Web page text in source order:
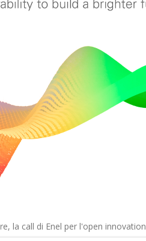
la call di Enel per l'open innovation